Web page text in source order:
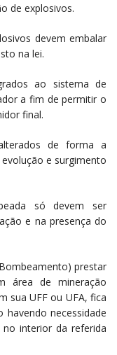
de explosivos.
devem embalar
na lei.
ao sistema de
a fim de permitir o
final.
de forma a
e surgimento
só devem ser
e na presença do
prestar
área de mineração
sua UFF ou UFA, fica
havendo necessidade
interior da referida